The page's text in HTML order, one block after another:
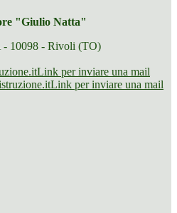
"Giulio Natta"
- 10098 - Rivoli (TO)
Link per inviare una mail
Link per inviare una mail